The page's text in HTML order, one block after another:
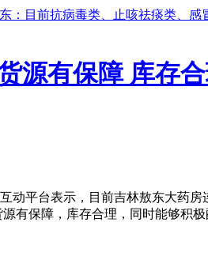
：目前抗病毒类、止咳祛痰类、感
源有保障 库存
平台表示，目前吉林敖东大药房
有保障，库存合理，同时能够积